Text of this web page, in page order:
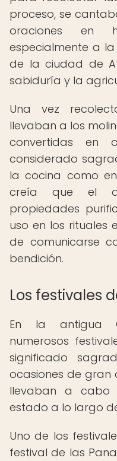
proceso, se
oraciones en
especialmente a
de la ciudad de
sabiduría y la
Una vez
llevaban a los
convertidas en
considerado
la cocina como
creía que el
propiedades
uso en los rituales
de comunicarse
bendición.
Los festivales
En la antigua
numerosos
significado
ocasiones de gran
llevaban a cabo
estado a lo largo
Uno de los
festival de las